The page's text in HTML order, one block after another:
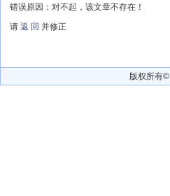
错误原因：对不起，该文章不存在！
请 返 回 并修正
版权所有©